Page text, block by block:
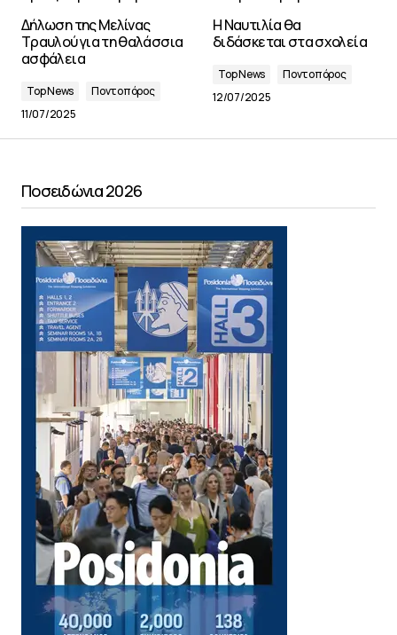
Δήλωση της Μελίνας
Τραυλού για τη θαλάσσια
ασφάλεια
Top News
Ποντοπόρος
11/07/2025
Η Ναυτιλία θα
διδάσκεται στα σχολεία
Top News
Ποντοπόρος
12/07/2025
Ποσειδώνια 2026